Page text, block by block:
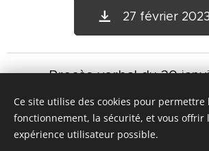
27 février 2023
Procès-verbal du 30
30 janvier 2023
Ce site utilise des cookies pour permettre
fonctionnement, la sécurité, et vous offrir
expérience utilisateur possible.